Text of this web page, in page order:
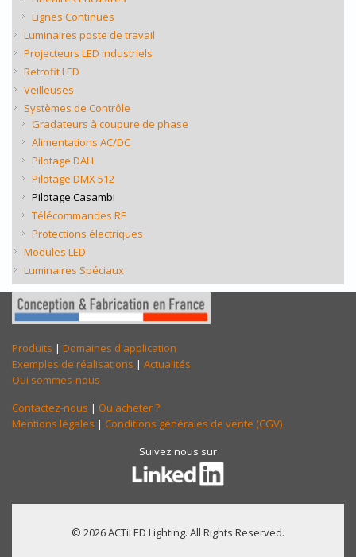
Lignes Continues
Luminaires poste de travail
Projecteurs LED industriels
Retrofit LED
Veilleuses
Systèmes de Contrôle
Gradateurs à coupure de phase
Alimentations AC/DC
Pilotage DALI
Pilotage DMX 512
Pilotage Casambi
Télécommandes RF
Protections électriques
Modules LED
Luminaires Spéciaux
Produits | Domaines d'application
Exemples de réalisations | Actualités
Qui sommes-nous
Contactez-nous | Ou acheter ?
Mentions légales | Conditions générales de vente (CGV)
Suivez nous sur
© 2026 ACTiLED Lighting. All Rights Reserved.